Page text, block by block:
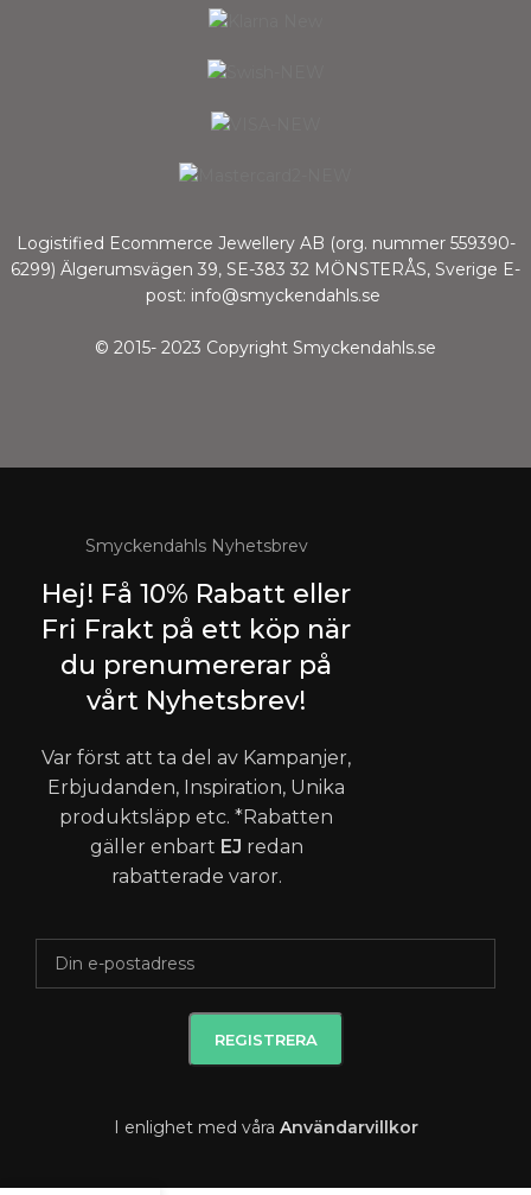
Logistified Ecommerce Jewellery AB (org. nummer 559390-
6299) Älgerumsvägen 39, SE-383 32 MÖNSTERÅS, Sverige E-
post: info@smyckendahls.se
© 2015- 2023 Copyright Smyckendahls.se
Smyckendahls Nyhetsbrev
Hej! Få 10% Rabatt eller
Fri Frakt på ett köp när
du prenumererar på
vårt Nyhetsbrev!
Var först att ta del av Kampanjer,
Erbjudanden, Inspiration, Unika
produktsläpp etc. *Rabatten
gäller enbart EJ redan
rabatterade varor.
I enlighet med våra Användarvillkor